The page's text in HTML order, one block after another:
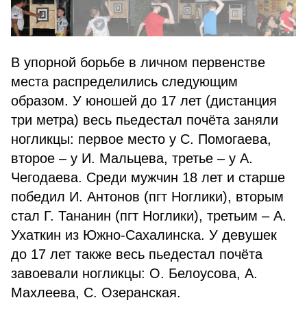
В упорной борьбе в личном первенстве
места распределились следующим
образом. У юношей до 17 лет (дистанция
три метра) весь пьедестал почёта заняли
ногликцы: первое место у С. Помогаева,
второе – у И. Мальцева, третье – у А.
Чегодаева. Среди мужчин 18 лет и старше
победил И. Антонов (пгт Ноглики), вторым
стал Г. Тананин (пгт Ноглики), третьим – А.
Ухаткин из Южно-Сахалинска. У девушек
до 17 лет также весь пьедестал почёта
завоевали ногликцы: О. Белоусова, А.
Махлеева, С. Озеранская.